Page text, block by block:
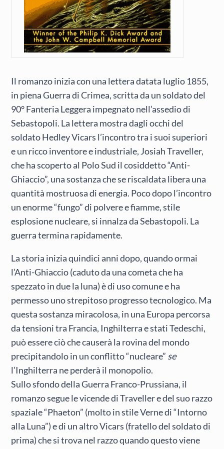
Il romanzo inizia con una lettera datata luglio 1855,
in piena Guerra di Crimea, scritta da un soldato del
90° Fanteria Leggera impegnato nell’assedio di
Sebastopoli. La lettera mostra dagli occhi del
soldato Hedley Vicars l’incontro tra i suoi superiori
e un ricco inventore e industriale, Josiah Traveller,
che ha scoperto al Polo Sud il cosiddetto “Anti-
Ghiaccio”, una sostanza che se riscaldata libera una
quantità mostruosa di energia. Poco dopo l’incontro
un enorme “fungo” di polvere e fiamme, stile
esplosione nucleare, si innalza da Sebastopoli. La
guerra termina rapidamente.
La storia inizia quindici anni dopo, quando ormai
l’Anti-Ghiaccio (caduto da una cometa che ha
spezzato in due la luna) è di uso comune e ha
permesso uno strepitoso progresso tecnologico. Ma
questa sostanza miracolosa, in una Europa percorsa
da tensioni tra Francia, Inghilterra e stati Tedeschi,
può essere ciò che causerà la rovina del mondo
precipitandolo in un conflitto “nucleare” se
l’Inghilterra ne perderà il monopolio.
Sullo sfondo della Guerra Franco-Prussiana, il
romanzo segue le vicende di Traveller e del suo razzo
spaziale “Phaeton” (molto in stile Verne di “Intorno
alla Luna”) e di un altro Vicars (fratello del soldato di
prima) che si trova nel razzo quando questo viene